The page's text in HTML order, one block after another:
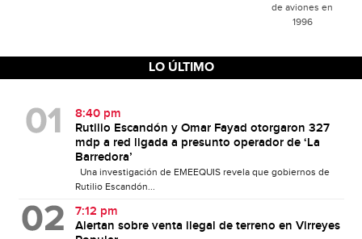
de aviones en
1996
LO ÚLTIMO
8:40 pm
Rutilio Escandón y Omar Fayad otorgaron 327
mdp a red ligada a presunto operador de ‘La
Barredora’
Una investigación de EMEEQUIS revela que gobiernos de
Rutilio Escandón...
7:12 pm
Alertan sobre venta ilegal de terreno en Virreyes